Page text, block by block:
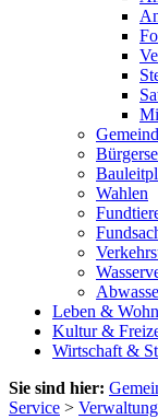
Wahlen
Leben &
Kultur &
Wirtschaft &
Sie sind hier:
Service > Verwaltung